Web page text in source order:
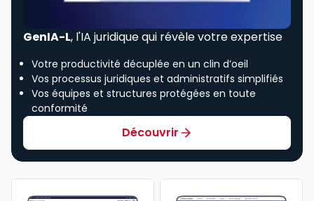
GenIA-L, l'IA juridique qui révèle votre expertise
Votre productivité décuplée en un clin d’oeil
Vos processus juridiques et administratifs simplifiés
Vos équipes et structures protégées en toute
conformité
Découvrir